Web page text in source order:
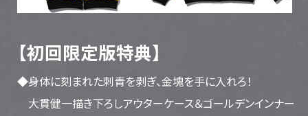
【初回限定版特典】
◆身体に刻まれた刺青を剥ぎ、金塊を手に入れろ！
大貫健一描き下ろしアウターケース＆ゴールデンインナー